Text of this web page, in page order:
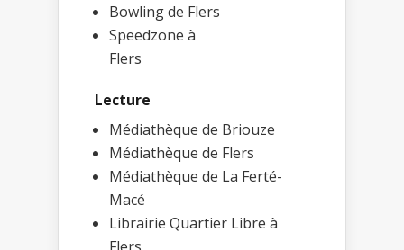
Bowling de Flers
Speedzone à
Lecture
Médiathèque de Briouze
Médiathèque de Flers
Médiathèque de La Ferté-
Macé
Librairie Quartier Libre à